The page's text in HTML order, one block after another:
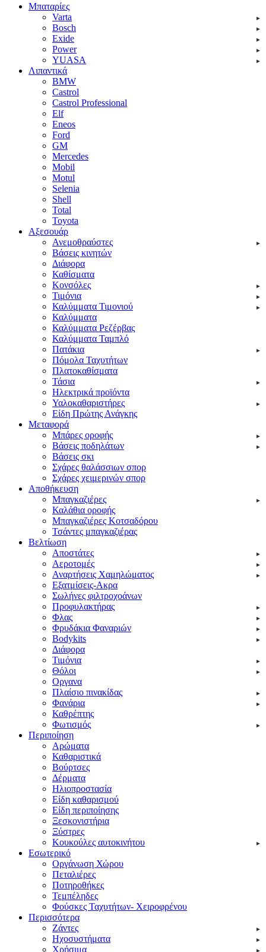
Μπαταρίες
Varta
Bosch
Exide
Power
YUASA
Λιπαντικά
BMW
Castrol
Castrol Professional
Elf
Eneos
Ford
GM
Mercedes
Mobil
Motul
Selenia
Shell
Total
Toyota
Αξεσουάρ
Ανεμοθραύστες
Βάσεις κινητών
Διάφορα
Καθίσματα
Κονσόλες
Τιμόνια
Καλύμματα Τιμονιού
Καλύμματα
Καλύμματα Ρεζέρβας
Καλύμματα Ταμπλό
Πατάκια
Πόμολα Ταχυτήτων
Πλατοκαθίσματα
Τάσια
Ηλεκτρικά προϊόντα
Υαλοκαθαριστήρες
Είδη Πpώτης Ανάγκης
Μεταφορά
Μπάρες οροφής
Βάσεις ποδηλάτων
Βάσεις σκι
Σχάρες θαλάσσιων σπορ
Σχάρες χειμερινών σπορ
Αποθήκευση
Μπαγκαζιέρες
Καλάθια οροφής
Μπαγκαζιέρες Κοτσαδόρου
Τσάντες μπαγκαζιέρας
Βελτίωση
Αποστάτες
Αεροτομές
Αναρτήσεις Χαμηλώματος
Εξατμίσεις-Ακρα
Σωλήνες φιλτροχοάνων
Προφυλακτήρας
Φλας
Φρυδάκια Φαναριών
Bodykits
Διάφορα
Τιμόνια
Θόλοι
Οργανα
Πλαίσιο πινακίδας
Φανάρια
Καθρέπτης
Φωτισμός
Περιποίηση
Αρώματα
Καθαριστικά
Βούρτσες
Δέρματα
Ηλιοπροστασία
Είδη καθαρισμού
Είδη περιποίησης
Ξεσκονιστήρια
Ξύστρες
Κουκούλες αυτοκινήτου
Εσωτερικό
Οργάνωση Χώρου
Πεταλιέρες
Ποτηροθήκες
Τεμπέληδες
Φούσκες Ταχυτήτων- Χειροφρένου
Περισσότερα
Ζάντες
Ηχοσυστήματα
Χρήσιμα